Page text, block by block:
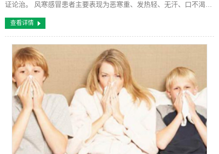
证论治。 风寒感冒患者主要表现为恶寒重、发热轻、无汗、口不渴、
风热感冒患者主要表现为发热重...
查看详情